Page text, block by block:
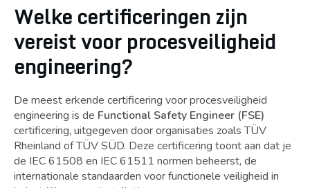
Welke certificeringen zijn
vereist voor procesveiligheid
engineering?
De meest erkende certificering voor procesveiligheid
engineering is de Functional Safety Engineer (FSE)
certificering, uitgegeven door organisaties zoals TÜV
Rheinland of TÜV SÜD. Deze certificering toont aan dat je
de IEC 61508 en IEC 61511 normen beheerst, de
internationale standaarden voor functionele veiligheid in